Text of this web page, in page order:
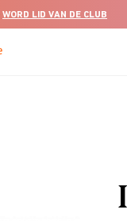
WORD LID VAN DE CLUB